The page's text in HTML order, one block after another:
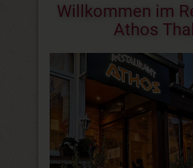
Willkomme​n im
Athos